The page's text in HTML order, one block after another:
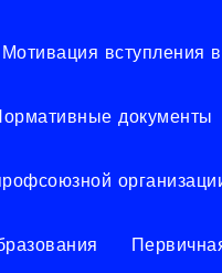
Мотивация вступления
документы